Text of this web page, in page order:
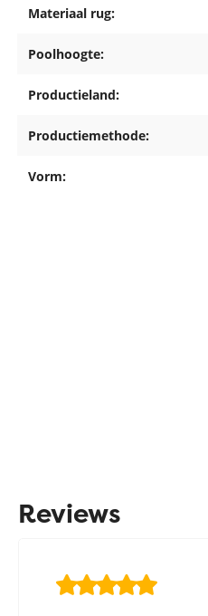
Materiaal rug:
Poolhoogte:
Productieland:
Productiemethode:
Vorm:
Reviews